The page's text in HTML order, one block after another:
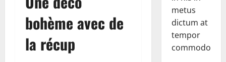
bohème avec de
la récup
metus
dictum at
tempor
commodo.